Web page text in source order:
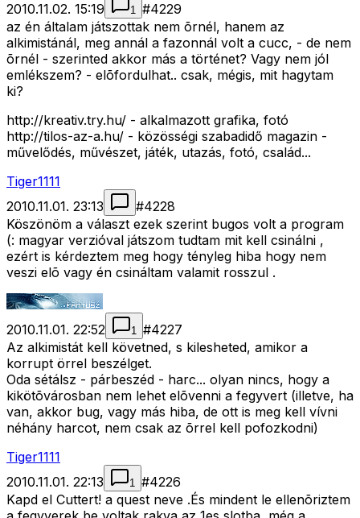
2010.11.02. 15:19 1 #4229
az én általam játszottak nem õrnél, hanem az
alkimistánál, meg annál a fazonnál volt a cucc, - de nem
õrnél - szerinted akkor más a történet? Vagy nem jól
emlékszem? - elõfordulhat.. csak, mégis, mit hagytam
ki?
http://kreativ.try.hu/ - alkalmazott grafika, fotó
http://tilos-az-a.hu/ - közösségi szabadidő magazin -
művelődés, művészet, játék, utazás, fotó, család...
Tiger1111
2010.11.01. 23:13
#4228
Köszönöm a választ ezek szerint bugos volt a program
(: magyar verzióval játszom tudtam mit kell csinálni ,
ezért is kérdeztem meg hogy tényleg hiba hogy nem
veszi elõ vagy én csináltam valamit rosszul .
2010.11.01. 22:52 1 #4227
Az alkimistát kell követned, s kilesheted, amikor a
korrupt örrel beszélget.
Oda sétálsz - párbeszéd - harc... olyan nincs, hogy a
kikötõvárosban nem lehet elõvenni a fegyvert (illetve, ha
van, akkor bug, vagy más hiba, de ott is meg kell vívni
néhány harcot, nem csak az õrrel kell pofozkodni)
Tiger1111
2010.11.01. 22:13
1 #4226
Kapd el Cuttert! a quest neve .És mindent le ellenõriztem